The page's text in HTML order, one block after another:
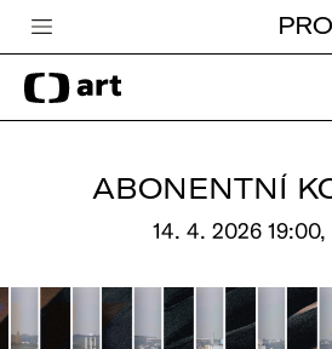
Česká televize
Zpravodajství
Pro děti
ABONENTNÍ
14. 4. 2026 19:00,